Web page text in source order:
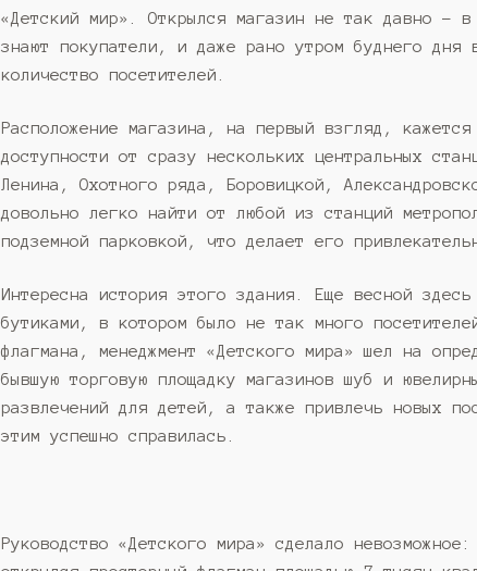
«Детский мир». Открылся магазин не так давно –
знают покупатели, и даже рано утром буднего дня
количество посетителей.
Расположение магазина, на первый взгляд,
доступности от сразу нескольких центральных
Ленина, Охотного ряда, Боровицкой,
довольно легко найти от любой из станций
подземной парковкой, что делает его
Интересна история этого здания. Еще весной
бутиками, в котором было не так много
флагмана, менеджмент «Детского мира» шел на
бывшую торговую площадку магазинов шуб и
развлечений для детей, а также привлечь новых
этим успешно справилась.
Руководство «Детского мира» сделало